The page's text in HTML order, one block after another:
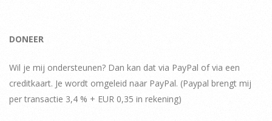
DONEER
Wil je mij ondersteunen? Dan kan dat via PayPal of via een
creditkaart. Je wordt omgeleid naar PayPal. (Paypal brengt mij
per transactie 3,4 % + EUR 0,35 in rekening)